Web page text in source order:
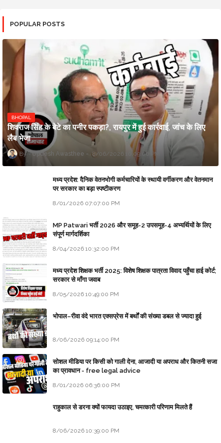
POPULAR POSTS
BHOPAL
शिवराज सिंह के बेटे का पनीर पकड़ा?, रायपुर में हुई कार्रवाई, जांच के लिए
लैब भेजा
Updesh Awasthee 8/06/2026 10:09:00 PM
मध्य प्रदेश: दैनिक वेतनभोगी कर्मचारियों के स्थायी वर्गीकरण और वेतनमान
पर सरकार का बड़ा स्पष्टीकरण
8/01/2026 07:07:00 PM
MP Patwari भर्ती 2026 और समूह-2 उपसमूह-4 अभ्यर्थियों के लिए
संपूर्ण मार्गदर्शिका
8/04/2026 10:32:00 PM
मध्य प्रदेश शिक्षक भर्ती 2025: विशेष शिक्षक पात्रता विवाद पहुँचा हाई कोर्ट;
सरकार से माँगा जवाब
8/05/2026 10:49:00 PM
भोपाल–रीवा वंदे भारत एक्सप्रेस में बर्थों की संख्या डबल से ज्यादा हुई
8/06/2026 09:14:00 PM
सोशल मीडिया पर किसी को गाली देना, आजादी या अपराध और कितनी सजा
का प्रावधान - free legal advice
8/01/2026 06:36:00 PM
राहुकाल से डरना क्यों फायदा उठाइए, चमत्कारी परिणाम मिलते हैं
8/06/2026 10:39:00 PM